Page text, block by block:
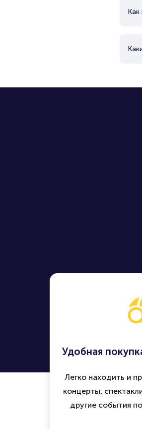
Как
Удобная
Легко находить и
концерты,
другие события